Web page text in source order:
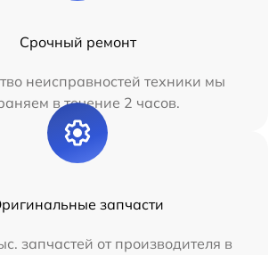
Срочный ремонт
неисправностей техники мы
в течение 2 часов.
запчасти
запчастей от производителя в